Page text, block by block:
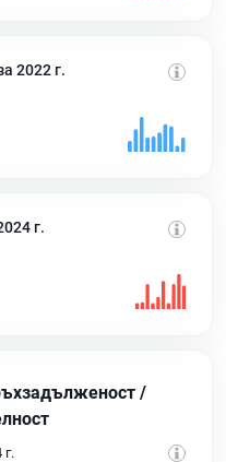
2022 г.
г.
/